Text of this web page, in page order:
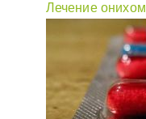
Лечение